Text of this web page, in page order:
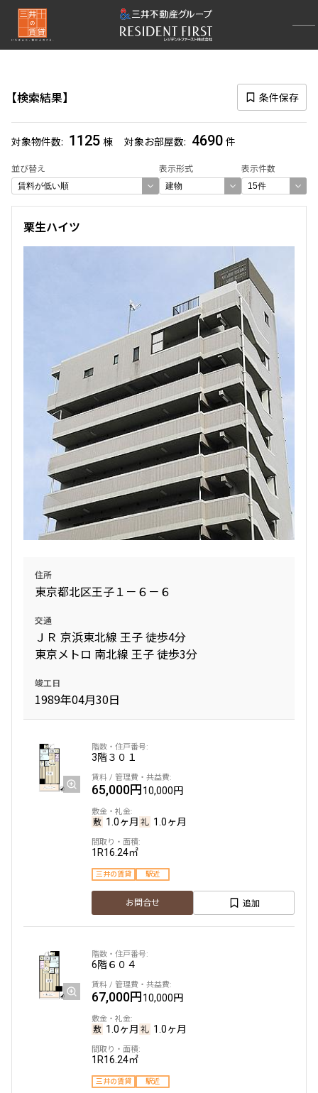
検索結果 条件保存
対象物件数 1125 棟 対象お部屋数 4690 件
並び替え 表示形式 表示件数
再検索ナビゲーション
選択中の路線
一覧から選び直す
選び方を変更する
検索結果の絞り込み
〜
管理費/共益費含む
礼金なし
敷金なし
礼金１ヶ月以下
フリーレント付き
1R〜1K
1DK〜1LDK
2LDK
3LDK
4LDK〜
専有面積
築年数
指定なし
新築
1年以内
3年以内
20年以内
30年以内
1分以内
申込無し物件のみ表示
栗生ハイツ
住所
東京都北区王子１－６－６
交通
ＪＲ 京浜東北線 王子 徒歩4分
東京メトロ 南北線 王子 徒歩3分
竣工日
1989年04月30日
3階３０１
65,000円10,000円
1.0ヶ月 1.0ヶ月
1R16.24㎡
三井の賃貸 駅近
お問合せ 追加
6階６０４
67,000円10,000円
1.0ヶ月 1.0ヶ月
1R16.24㎡
三井の賃貸 駅近